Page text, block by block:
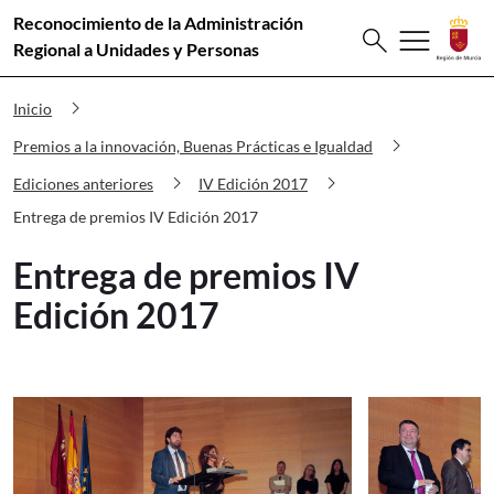
Premios Innovación Entrega de
Reconocimiento de la Administración
Regional a Unidades y Personas
Buscar
search menu
Inicio chevron_right
Premios a la innovación, Buenas Prácticas e Igualdad chevron_right
Ediciones anteriores chevron_right IV Edición 2017 chevron_right
Entrega de premios IV Edición 2017
Entrega de premios IV
Edición 2017